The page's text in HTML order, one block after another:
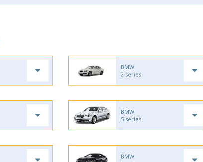
BMW
2 series
BMW
5 series
BMW